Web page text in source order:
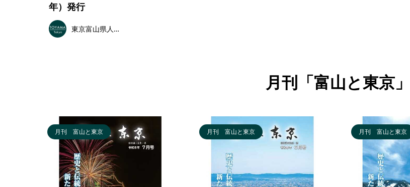
年）発行
東京富山県人会連合会
月刊「富山と東京」
月刊 富山と東京 月刊 富山と東京 月刊 富山と東京